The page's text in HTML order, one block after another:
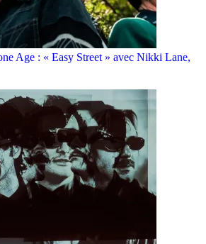
Age : « Easy Street » avec Nikki Lane,